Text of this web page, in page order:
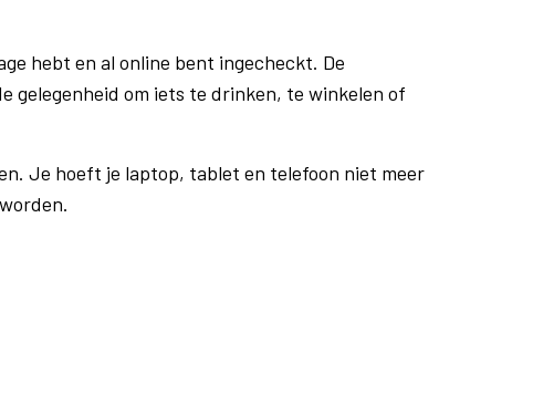
hebt en al online bent ingecheckt. De
gelegenheid om iets te drinken, te winkelen of
Je hoeft je laptop, tablet en telefoon niet meer